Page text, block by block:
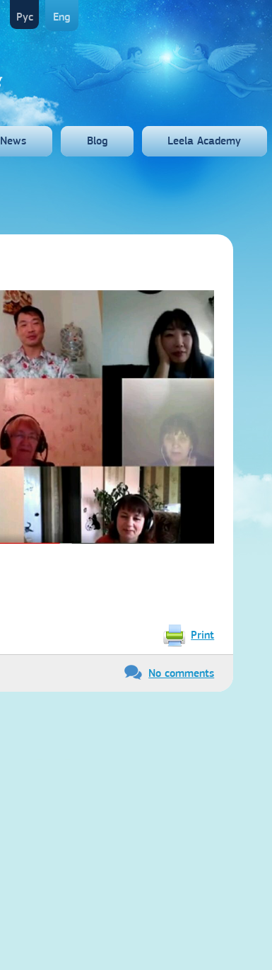
Рус Eng
News Blog Leela Academy
Print
No comments